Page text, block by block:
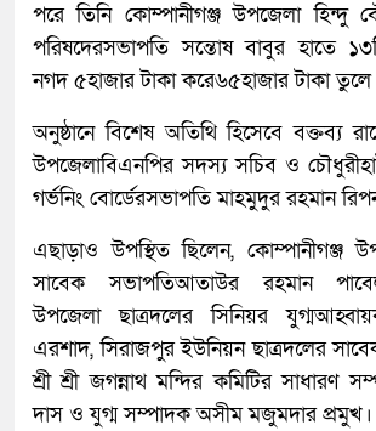
পরে তিনি কোম্পানীগঞ্জ উপজেলা হিন্দু
পরিষদেরসভাপতি সন্তোষ বাবুর হাতে
নগদ ৫হাজার টাকা করে৬৫হাজার টাকা তুলে
অনুষ্ঠানে বিশেষ অতিথি হিসেবে বক্তব্য
উপজেলাবিএনপির সদস্য সচিব ও
গর্ভনিং বোর্ডেরসভাপতি মাহমুদুর রহমান
এছাড়াও উপস্থিত ছিলেন, কোম্পানীগঞ্জ
সাবেক সভাপতিআতাউর রহমান
উপজেলা ছাত্রদলের সিনিয়র
এরশাদ, সিরাজপুর ইউনিয়ন ছাত্রদলের
শ্রী শ্রী জগন্নাথ মন্দির কমিটির সাধারণ
দাস ও যুগ্ম সম্পাদক অসীম মজুমদার প্রমুখ।